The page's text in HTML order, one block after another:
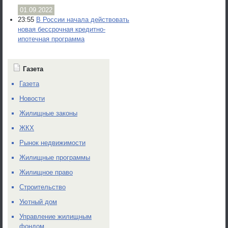
01.09.2022
23:55 В России начала действовать
новая бессрочная кредитно-
ипотечная программа
Газета
Газета
Новости
Жилищные законы
ЖКХ
Рынок недвижимости
Жилищные программы
Жилищное право
Строительство
Уютный дом
Управление жилищным
фондом